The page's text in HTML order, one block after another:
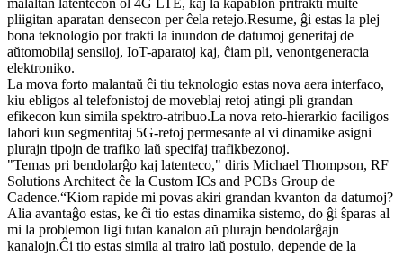
pliigitan aparatan densecon per ĉela retejo.Resume, ĝi estas la plej
bona teknologio por trakti la inundon de datumoj generitaj de
aŭtomobilaj sensiloj, IoT-aparatoj kaj, ĉiam pli, venontgeneracia
elektroniko.
La mova forto malantaŭ ĉi tiu teknologio estas nova aera interfaco,
kiu ebligos al telefonistoj de moveblaj retoj atingi pli grandan
efikecon kun simila spektro-atribuo.La nova reto-hierarkio faciligos
labori kun segmentitaj 5G-retoj permesante al vi dinamike asigni
plurajn tipojn de trafiko laŭ specifaj trafikbezonoj.
"Temas pri bendolarĝo kaj latenteco," diris Michael Thompson, RF
Solutions Architect ĉe la Custom ICs and PCBs Group de
Cadence.“Kiom rapide mi povas akiri grandan kvanton da datumoj?
Alia avantaĝo estas, ke ĉi tio estas dinamika sistemo, do ĝi ŝparas al
mi la problemon ligi tutan kanalon aŭ plurajn bendolarĝajn
kanalojn.Ĉi tio estas simila al trairo laŭ postulo, depende de la